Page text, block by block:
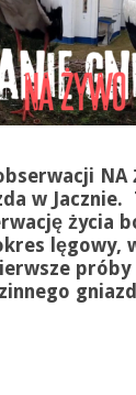
NA
w Jacznie.
życia
lęgowy,